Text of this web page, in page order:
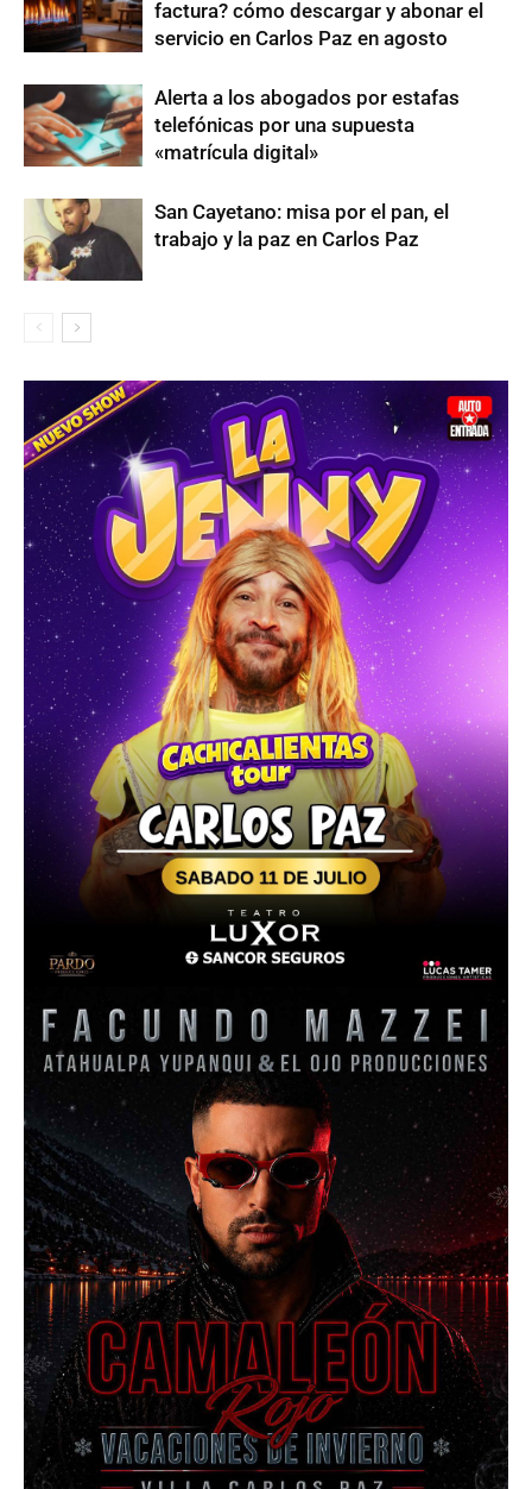
factura? cómo descargar y abonar el
servicio en Carlos Paz en agosto
Alerta a los abogados por estafas
telefónicas por una supuesta
«matrícula digital»
San Cayetano: misa por el pan, el
trabajo y la paz en Carlos Paz